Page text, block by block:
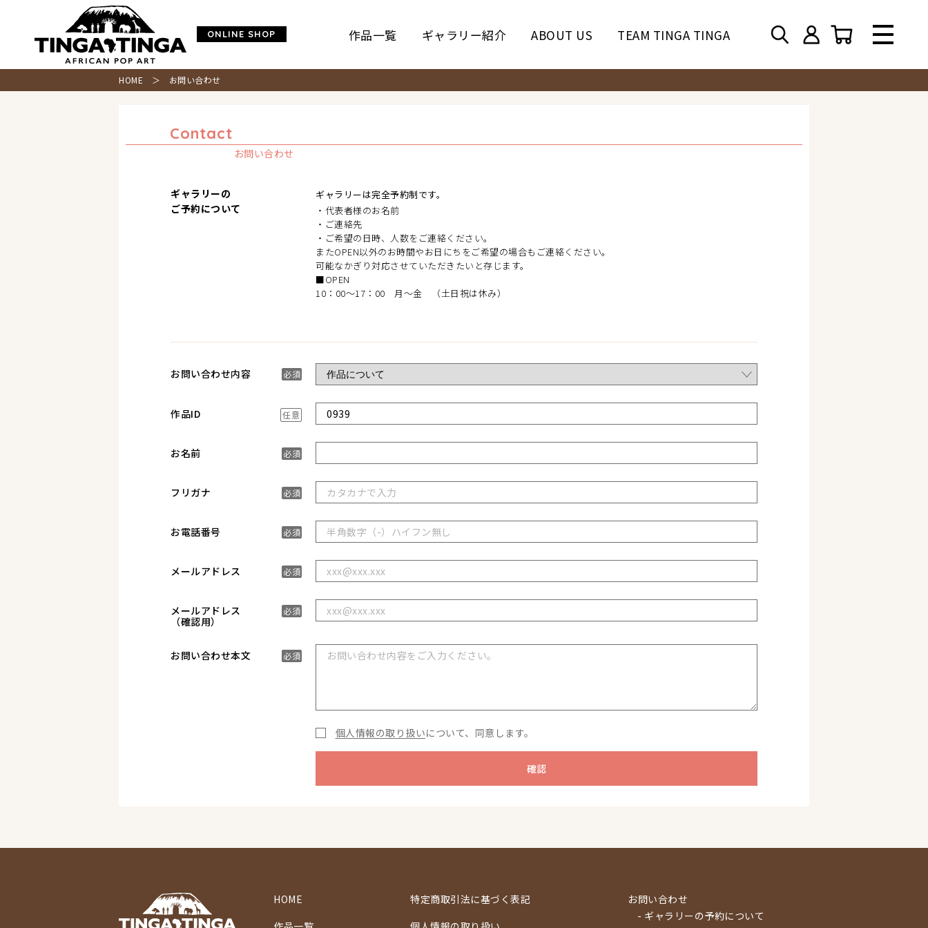
ONLINE SHOP 作品一覧 ギャラリー紹介 ABOUT US TEAM TINGA TINGA
HOME ＞ お問い合わせ
Contact
お問い合わせ
ギャラリーの
ご予約について
ギャラリーは完全予約制です。
・代表者様のお名前
・ご連絡先
・ご希望の日時、人数をご連絡ください。
またOPEN以外のお時間やお日にちをご希望の場合もご連絡ください。
可能なかぎり対応させていただきたいと存じます。
■OPEN
10：00～17：00 月～金 （土日祝は休み）
お問い合わせ内容 必須
作品ID 任意
お名前 必須
フリガナ 必須
お電話番号 必須
メールアドレス 必須
メールアドレス
（確認用）
必須
お問い合わせ本文 必須
個人情報の取り扱いについて、同意します。
HOME
特定商取引法に基づく表記
お問い合わせ
- ギャラリーの予約について